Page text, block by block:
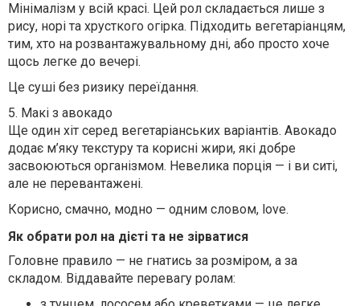
Мінімалізм у всій красі. Цей рол складається лише з
рису, норі та хрусткого огірка. Підходить вегетаріанцям,
тим, хто на розвантажувальному дні, або просто хоче
щось легке до вечері.
Це суші без ризику переїдання.
5. Макі з авокадо
Ще один хіт серед вегетаріанських варіантів. Авокадо
додає м’яку текстуру та корисні жири, які добре
засвоюються організмом. Невелика порція — і ви ситі,
але не перевантажені.
Корисно, смачно, модно — одним словом, love.
Як обрати рол на дієті та не зірватися
Головне правило — не гнатись за розміром, а за
складом. Віддавайте перевагу ролам: